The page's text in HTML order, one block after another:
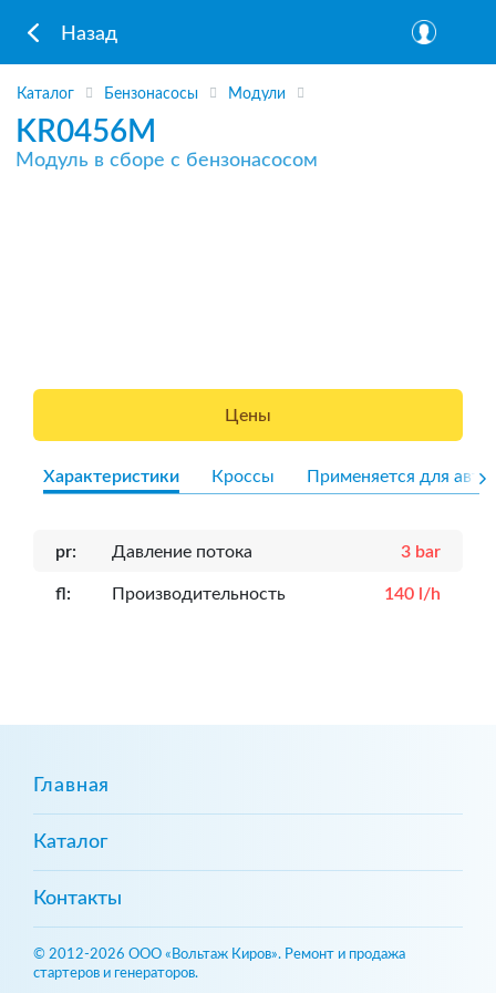
Назад
Каталог Бензонасосы Модули
KR0456M
Модуль в сборе с бензонасосом
Цены
Характеристики Кроссы Применяется для авто
pr: Давление потока 3 bar
fl: Производительность 140 l/h
Главная
Каталог
Контакты
© 2012-2026 ООО «Вольтаж Киров». Ремонт и продажа
стартеров и генераторов.